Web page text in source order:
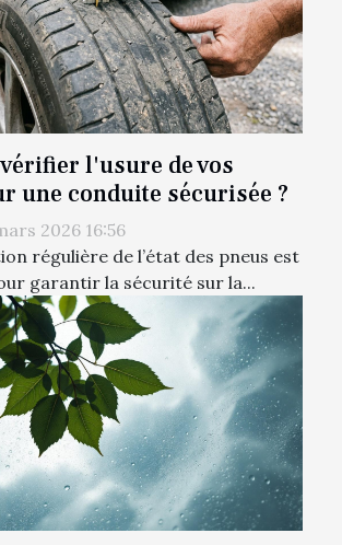
l'usure de vos
une conduite sécurisée ?
2026 16:56
régulière de l’état des pneus est
garantir la sécurité sur la...